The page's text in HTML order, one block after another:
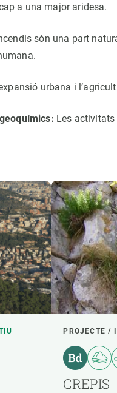
a una major aridesa.
són una part
urbana i
Les
PROJECTE /
CREPIS